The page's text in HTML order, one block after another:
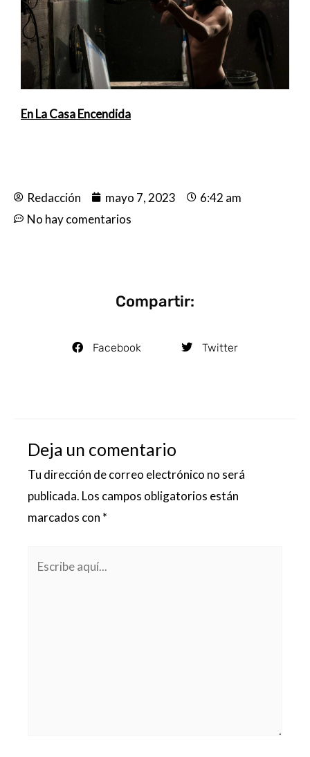
En La Casa Encendida
Redacción mayo 7, 2023
6:42 am
No hay comentarios
Compartir:
Facebook Twitter
Deja un comentario
Tu dirección de correo electrónico no será
publicada. Los campos obligatorios están
marcados con *